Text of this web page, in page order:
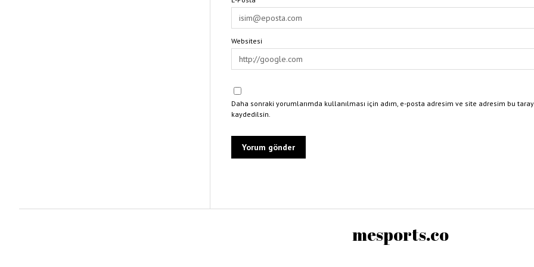
Websitesi
Daha sonraki yorumlarımda kullanılması için adım, e-posta adresim ve site adresim bu
kaydedilsin.
mesports.co